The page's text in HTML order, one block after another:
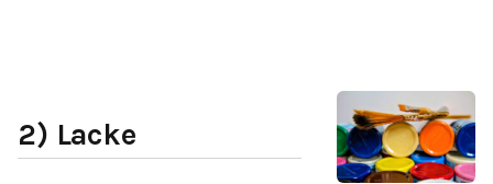
2) Lacke